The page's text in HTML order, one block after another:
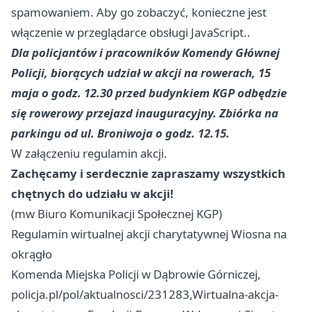
spamowaniem. Aby go zobaczyć, konieczne jest
włączenie w przeglądarce obsługi JavaScript..
Dla policjantów i pracowników Komendy Głównej
Policji, biorących udział w akcji na rowerach, 15
maja o godz. 12.30 przed budynkiem KGP odbędzie
się rowerowy przejazd inauguracyjny. Zbiórka na
parkingu od ul. Broniwoja o godz. 12.15.
W załączeniu regulamin akcji.
Zachęcamy i serdecznie zapraszamy wszystkich
chętnych do udziału w akcji!
(mw Biuro Komunikacji Społecznej KGP)
Regulamin wirtualnej akcji charytatywnej Wiosna na
okrągło
Komenda Miejska Policji w Dąbrowie Górniczej,
policja.pl/pol/aktualnosci/231283,Wirtualna-akcja-